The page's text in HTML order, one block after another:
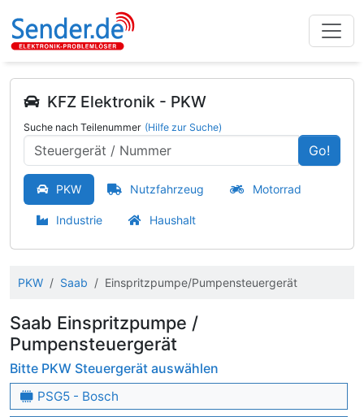
KFZ Elektronik - PKW
Suche nach Teilenummer (Hilfe zur Suche)
Go!
PKW Nutzfahrzeug Motorrad
Industrie Haushalt
PKW Saab Einspritzpumpe/Pumpensteuergerät
Saab Einspritzpumpe /
Pumpensteuergerät
Bitte PKW Steuergerät auswählen
PSG5 - Bosch